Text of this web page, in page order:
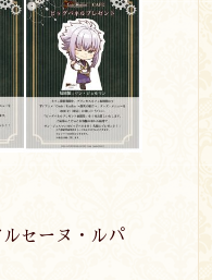
ルセーヌ・ルパ